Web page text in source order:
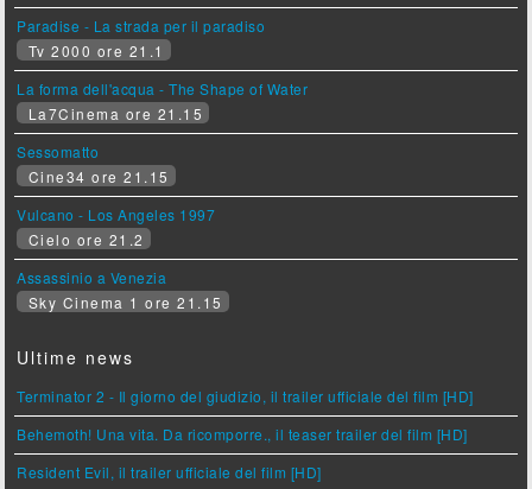
Paradise - La strada per il paradiso
Tv 2000 ore 21.1
La forma dell'acqua - The Shape of Water
La7Cinema ore 21.15
Sessomatto
Cine34 ore 21.15
Vulcano - Los Angeles 1997
Cielo ore 21.2
Assassinio a Venezia
Sky Cinema 1 ore 21.15
Ultime news
Terminator 2 - Il giorno del giudizio, il trailer ufficiale del film [HD]
Behemoth! Una vita. Da ricomporre., il teaser trailer del film [HD]
Resident Evil, il trailer ufficiale del film [HD]